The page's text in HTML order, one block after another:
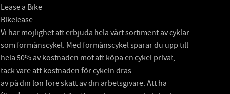
Lease a Bike
Bikelease
Vi har möjlighet att erbjuda hela vårt sortiment av cyklar
som förmånscykel. Med förmånscykel sparar du upp till
hela 50% av kostnaden mot att köpa en cykel privat,
tack vare att kostnaden för cykeln dras
av på din lön före skatt av din arbetsgivare. Att ha